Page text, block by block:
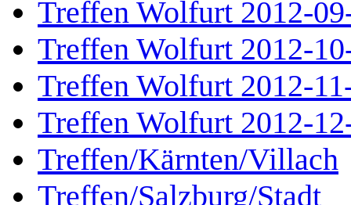
Treffen Wolfurt 2012-
Treffen Wolfurt 2012-
Treffen Wolfurt 2012-
Treffen Wolfurt 2012-
Treffen/Kärnten/Villach
Treffen/Salzburg/Stadt